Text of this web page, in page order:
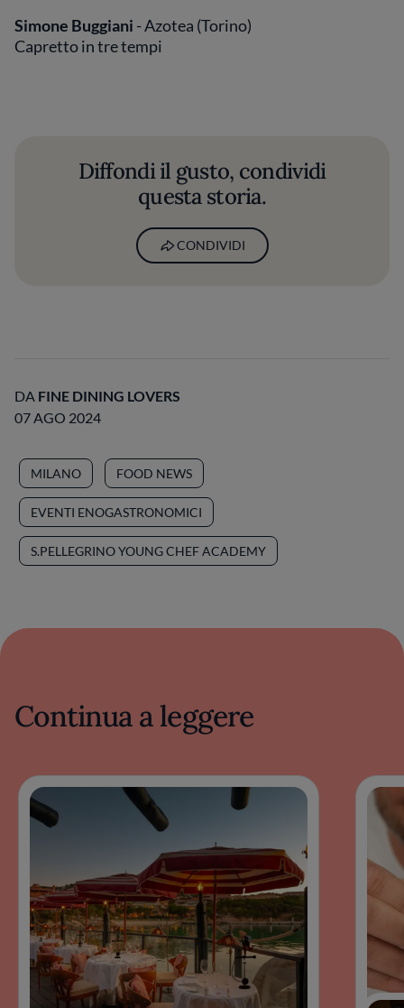
Simone Buggiani - Azotea (Torino)
Capretto in tre tempi
Diffondi il gusto, condividi
questa storia.
CONDIVIDI
DA FINE DINING LOVERS
07 AGO 2024
MILANO FOOD NEWS
EVENTI ENOGASTRONOMICI
S.PELLEGRINO YOUNG CHEF ACADEMY
Continua a leggere